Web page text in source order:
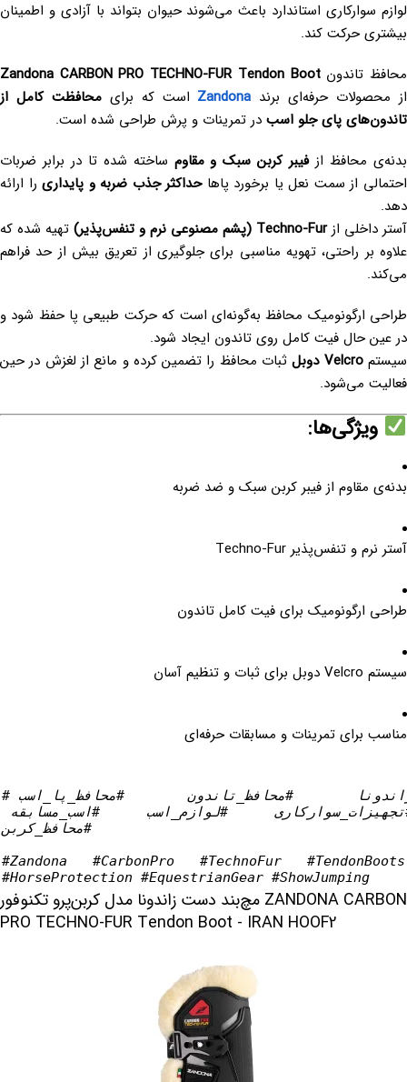
لوازم سوارکاری استاندارد باعث می‌شوند حیوان بتواند با آزادی و اطمینان
بیشتری حرکت کند.
محافظ تاندونZandona CARBON PRO TECHNO-FUR Tendon Boot
از محصولات حرفه‌ای برند Zandona است که برایمحافظت کامل از
تاندون‌های پای جلو اسب در تمرینات و پرش طراحی شده است.
بدنه‌ی محافظ ازفیبر کربن سبک و مقاوم ساخته شده تا در برابر ضربات
احتمالی از سمت نعل یا برخورد پاهاحداکثر جذب ضربه و پایداریرا ارائه
دهد.
آستر داخلی ازTechno-Fur (پشم مصنوعی نرم و تنفس‌پذیر)
تهیه شده که
علاوه بر راحتی، تهویه مناسبی برای جلوگیری از تعریق بیش از حد فراهم
می‌کند.
طراحی ارگونومیک محافظ به‌گونه‌ای است که حرکت طبیعی پا حفظ شود و
در عین حال فیت کامل روی تاندون ایجاد شود.
سیستمVelcro دوبل
ثبات محافظ را تضمین کرده و مانع از لغزش در حین
فعالیت می‌شود.
ویژگی‌ها:
بدنه‌ی مقاوم از فیبر کربن سبک و ضد ضربه
آستر نرم و تنفس‌پذیر Techno-Fur
طراحی ارگونومیک برای فیت کامل تاندون
سیستم Velcro دوبل برای ثبات و تنظیم آسان
مناسب برای تمرینات و مسابقات حرفه‌ای
#محافظ تاندون #محافظ پا
_سوارکاری #لوازم اسب #اسب
#محافظ _کربن
#Zandona
#CarbonPro #TechnoFur
#TendonBoots
#HorseProtection #EquestrianGear #ShowJumping
مچ‌بند دست زاندونا مدل کربن‌پرو تکنوفور ZANDONA CARBON
PRO TECHNO-FUR Tendon Boot - IRAN HOOF2